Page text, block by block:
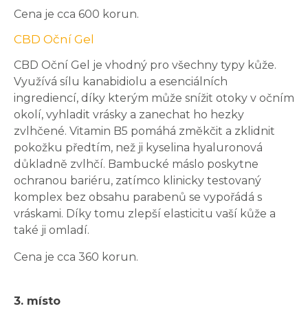
Cena je cca 600 korun.
CBD Oční Gel
CBD Oční Gel je vhodný pro všechny typy kůže.
Využívá sílu kanabidiolu a esenciálních
ingrediencí, díky kterým může snížit otoky v očním
okolí, vyhladit vrásky a zanechat ho hezky
zvlhčené. Vitamin B5 pomáhá změkčit a zklidnit
pokožku předtím, než ji kyselina hyaluronová
důkladně zvlhčí. Bambucké máslo poskytne
ochranou bariéru, zatímco klinicky testovaný
komplex bez obsahu parabenů se vypořádá s
vráskami. Díky tomu zlepší elasticitu vaší kůže a
také ji omladí.
Cena je cca 360 korun.
3. místo